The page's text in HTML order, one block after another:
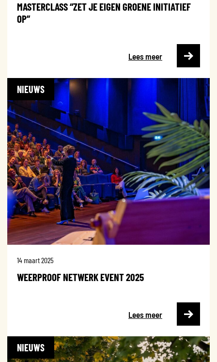
MASTERCLASS “ZET JE EIGEN GROENE INITIATIEF
OP”
Lees meer
NIEUWS
14 maart 2025
WEERPROOF NETWERK EVENT 2025
Lees meer
NIEUWS